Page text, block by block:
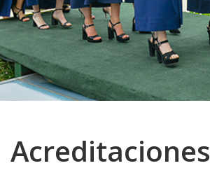
Acreditaciones